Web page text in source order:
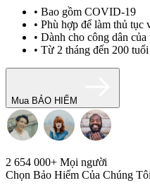
• Bao gồm COVID-19
• Phù hợp để làm thủ tục
• Dành cho công dân của
• Từ 2 tháng đến 200 tuổi
Mua BẢO HIỂM
2 654 000+ Mọi người
Chọn Bảo Hiểm Của Chúng Tôi